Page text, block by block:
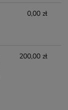
0,00 zł
200,00 zł